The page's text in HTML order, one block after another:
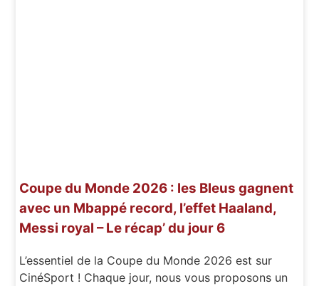
Coupe du Monde 2026 : les Bleus gagnent
avec un Mbappé record, l’effet Haaland,
Messi royal – Le récap’ du jour 6
L’essentiel de la Coupe du Monde 2026 est sur
CinéSport ! Chaque jour, nous vous proposons un